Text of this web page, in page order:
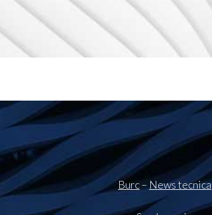
Burc–News tecnica